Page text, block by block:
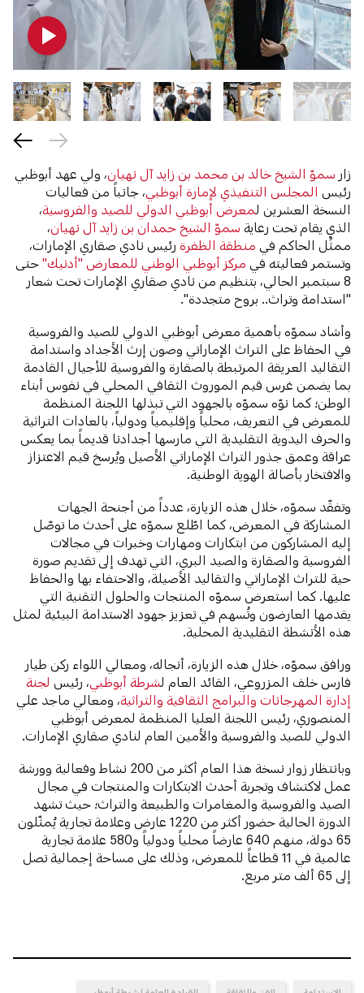
زار سموّ الشيخ خالد بن محمد بن زايد آل نهيان، ولي عهد أبوظبي
رئيسالمجلس التنفيذي لإمارة أبوظبي ، جانباً من فعاليات
النسخة العشرين ل معرض أبوظبي الدولي للصيد والفروسية،
الذي يقام تحت رعايةسموّ الشيخ حمدان بن زايد آل نهيان،
ممثِّل الحاكم في منطقة الظفرةرئيس نادي صقاري الإمارات،
وتستمر فعاليته في مركز أبوظبي الوطني للمعارض "أدنيك"حتى
8 سبتمبر الحالي، بتنظيم من نادي صقاري الإمارات تحت شعار
"استدامة وتراث.. بروح متجددة".
وأشاد سموّه بأهمية معرض أبوظبي الدولي للصيد والفروسية
في الحفاظ على التراث الإماراتي وصون إرث الأجداد واستدامة
التقاليد العريقة المرتبطة بالصقارة والفروسية للأجيال القادمة
بما يضمن غرس قيم الموروث الثقافي المحلي في نفوس أبناء
الوطن؛ كما نوّه سموّه بالجهود التي تبذلها اللجنة المنظمة
للمعرض في التعريف، محلياً وإقليمياً ودولياً، بالعادات التراثية
والحرف اليدوية التقليدية التي مارسها أجدادنا قديماً بما يعكس
عراقة وعمق جذور التراث الإماراتي الأصيل ويُرسخ قيم الاعتزاز
والافتخار بأصالة الهوية الوطنية.
وتفقّد سموّه، خلال هذه الزيارة، عدداً من أجنحة الجهات
المشاركة في المعرض، كما اطّلع سموّه على أحدث ما توصّل
إليه المشاركون من ابتكارات ومهارات وخبرات في مجالات
الفروسية والصقارة والصيد البري، التي تهدف إلى تقديم صورة
حية للتراث الإماراتي والتقاليد الأصيلة، والاحتفاء بها والحفاظ
عليها. كما استعرض سموّه المنتجات والحلول التقنية التي
يقدمها العارضون وتُسهم في تعزيز جهود الاستدامة البيئية لمثل
هذه الأنشطة التقليدية المحلية.
ورافق سموّه، خلال هذه الزيارة، أنجاله، ومعالي اللواء ركن طيار
فارس خلف المزروعي، القائد العام ل شرطة أبوظبي ، رئيسلجنة
إدارة المهرجانات والبرامج الثقافية والتراثية، ومعالي ماجد علي
المنصوري، رئيس اللجنة العليا المنظمة لمعرض أبوظبي
الدولي للصيد والفروسية والأمين العام لنادي صقاري الإمارات.
وبانتظار زوار نسخة هذا العام أكثر من 200 نشاط وفعالية وورشة
عمل لاكتشاف وتجربة أحدث الابتكارات والمنتجات في مجال
الصيد والفروسية والمغامرات والطبيعة والتراث؛ حيث تشهد
الدورة الحالية حضور أكثر من 1220 عارض وعلامة تجارية يُمثّلون
65 دولة، منهم 640 عارضاً محلياً ودولياً و580 علامة تجارية
عالمية في 11 قطاعاً للمعرض، وذلك على مساحة إجمالية تصل
إلى 65 ألف متر مربع.